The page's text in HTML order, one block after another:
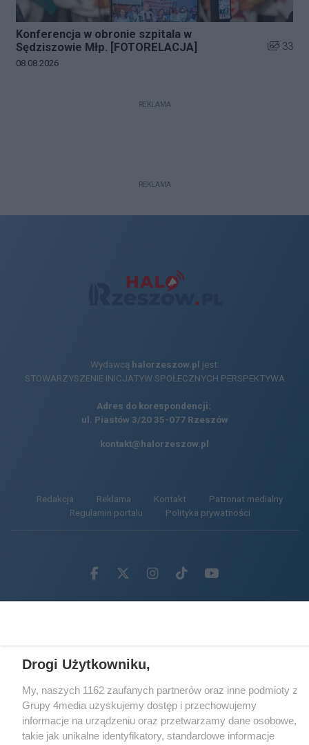
Konferencja w obronie szpitala w
Sędziszowie Młp. [FOTORELACJA]
Liczba
33
Data dodania galerii:
08.08.2026
REKLAMA
REKLAMA
Wydawcą halorzeszow.pl jest:
STOWARZYSZENIE INICJATYW SPOŁECZNYCH PERSPEKTYWA
Adres do korespondencji:
ul. Piastów 3/20 35-077 Rzeszów
kontakt@halorzeszow.pl
Redakcja Reklama Kontakt
Patronat medialny
Regulamin portalu
Polityka prywatności
Facebook.com
X.comInstagram.com
Tiktok.comYoutube.com
Drogi Użytkowniku,
My, naszych 1162 zaufanych partnerów oraz inne podmioty z
Grupy 4media uzyskujemy dostęp i przechowujemy
informacje na urządzeniu oraz przetwarzamy dane osobowe,
takie jak unikalne identyfikatory, standardowe informacje